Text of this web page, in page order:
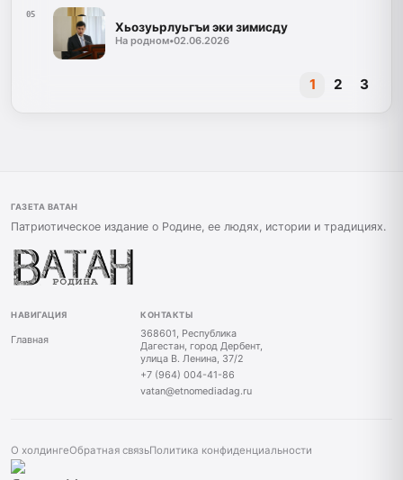
05
Хьозуьрлуьгъи эки зимисду
На родном•02.06.2026
1 2 3
ГАЗЕТА ВАТАН
Патриотическое издание о Родине, ее людях, истории и традициях.
НАВИГАЦИЯ
Главная
КОНТАКТЫ
368601, Республика
Дагестан, город Дербент,
улица В. Ленина, 37/2
+7 (964) 004-41-86
vatan@etnomediadag.ru
О холдингеОбратная связьПолитика конфиденциальности